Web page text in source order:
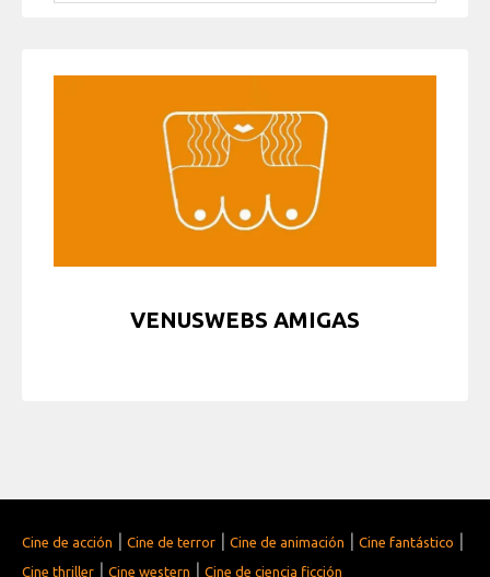
VENUSWEBS AMIGAS
Cine de acción | Cine de terror | Cine de animación | Cine fantástico |
Cine thriller | Cine western | Cine de ciencia ficción